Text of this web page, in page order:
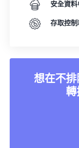
安全資
存取控
想在不